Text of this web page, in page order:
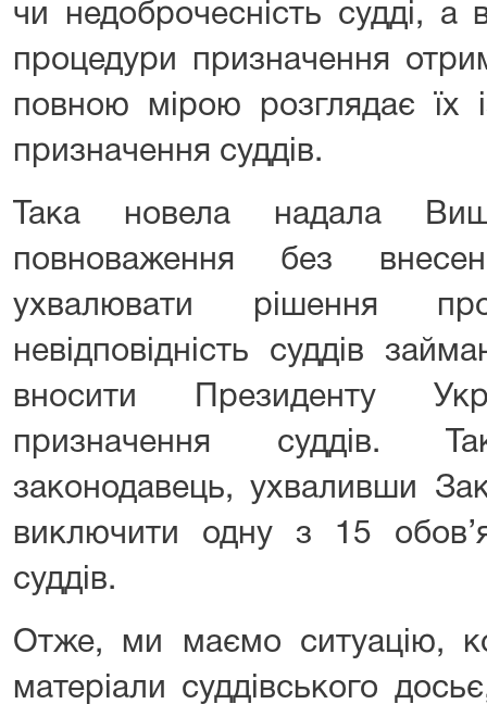
чи недоброчесність судді, а
процедури призначення
повною мірою розглядає їх
призначення суддів.
Така новела надала
повноваження без
ухвалювати рішення
невідповідність суддів
вносити Президенту
призначення суддів.
законодавець, ухваливши
виключити одну з 15
суддів.
Отже, ми маємо ситуацію,
матеріали суддівського